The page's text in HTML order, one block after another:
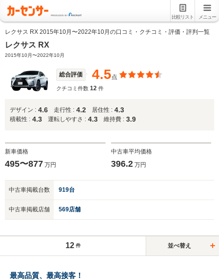
比較リスト メニュー
レクサス RX 2015年10月〜2022年10月の口コミ・クチコミ・評価・評判一覧
レクサス RX
2015年10月〜2022年10月
総合評価 4.5点
クチコミ件数 12 件
デザイン : 4.6 走行性 : 4.2 居住性 : 4.3
積載性 : 4.3 運転しやすさ : 4.3 維持費 : 3.9
新車価格
495〜877 万円
中古車平均価格
396.2万円
中古車掲載台数 919台
中古車掲載店舗 569店舗
12 件 並べ替え
最高品質、最高接客！